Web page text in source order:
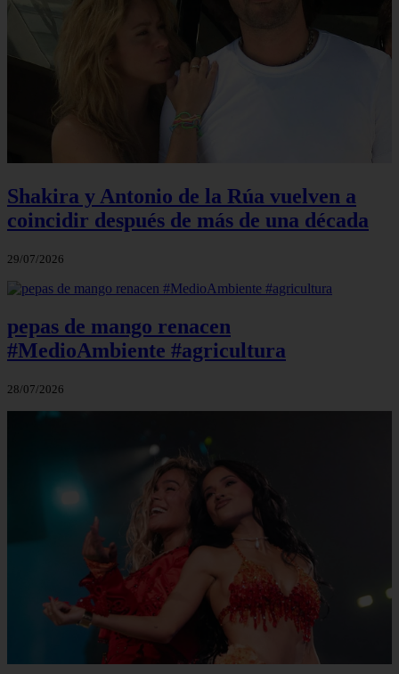
Shakira y Antonio de la Rúa vuelven a
coincidir después de más de una década
29/07/2026
pepas de mango renacen
#MedioAmbiente #agricultura
28/07/2026